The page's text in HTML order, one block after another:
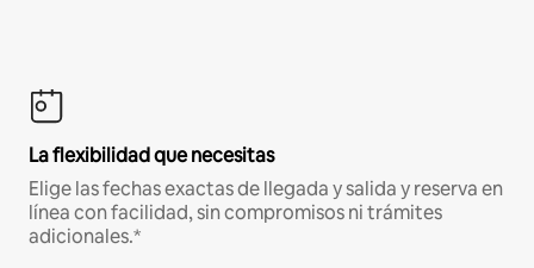
La flexibilidad que necesitas
Elige las fechas exactas de llegada y salida y reserva en
línea con facilidad, sin compromisos ni trámites
adicionales.*